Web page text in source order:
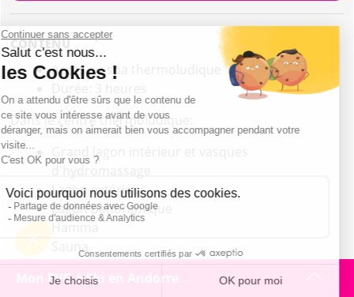
CONTENU
Accès au spa thermoludique
Dans le centre thermoludique:
Grand lagon intérieur et vasques
d'hydromassage
Lagon extérieur
Lagon panoramique
Sauna
Mon EVG à Ski en Andorre